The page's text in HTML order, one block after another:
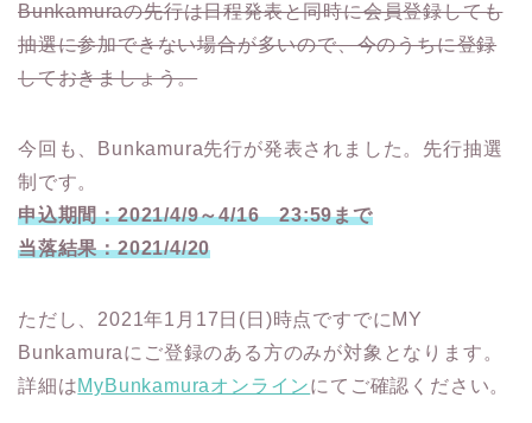
Bunkamuraの先行は日程発表と同時に会員登録しても
抽選に参加できない場合が多いので、今のうちに登録
しておきましょう。
今回も、Bunkamura先行が発表されました。先行抽選
制です。
申込期間：2021/4/9～4/16 23:59まで
当落結果：2021/4/20
ただし、2021年1月17日(日)時点ですでにMY
Bunkamuraにご登録のある方のみが対象となります。
詳細はMyBunkamuraオンラインにてご確認ください。